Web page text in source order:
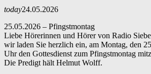
today24.05.2026
25.05.2026 – Pfingstmontag
Liebe Hörerinnen und Hörer von Radio
wir laden Sie herzlich ein, am Montag, den
Uhr den Gottesdienst zum Pfingstmontag
Die Predigt hält Helmut Wolff.